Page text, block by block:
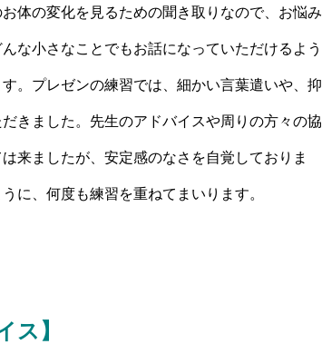
体の変化を見るための聞き取りなので、お悩み
な小さなことでもお話になっていただけるよう
。プレゼンの練習では、細かい言葉遣いや、抑
きました。先生のアドバイスや周りの方々の協
来ましたが、安定感のなさを自覚しておりま
に、何度も練習を重ねてまいります。
ス】